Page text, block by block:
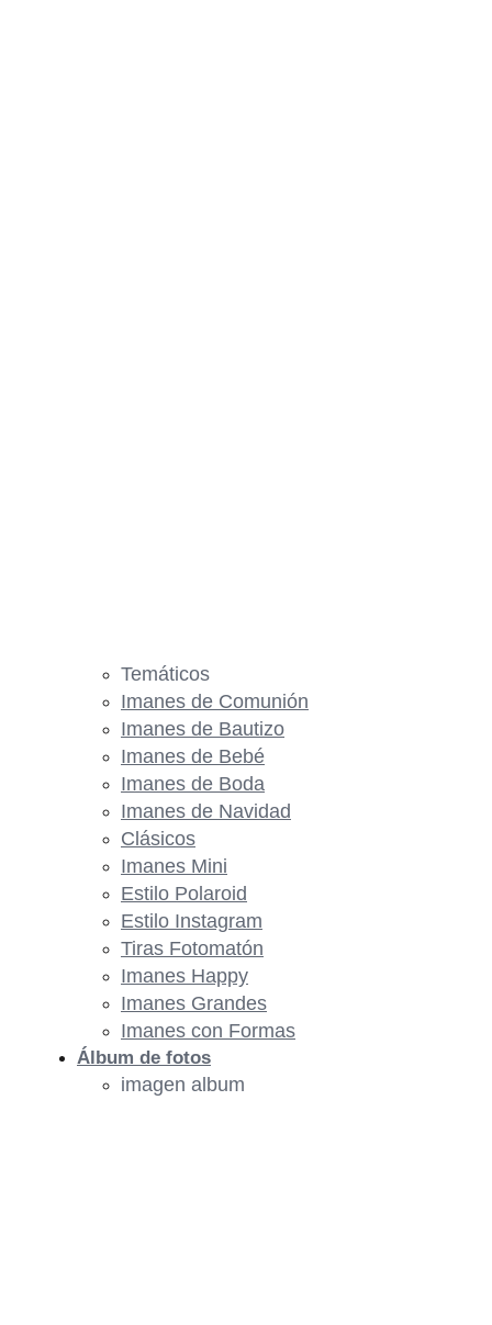
Temáticos
Imanes de Comunión
Imanes de Bautizo
Imanes de Bebé
Imanes de Boda
Imanes de Navidad
Clásicos
Imanes Mini
Estilo Polaroid
Estilo Instagram
Tiras Fotomatón
Imanes Happy
Imanes Grandes
Imanes con Formas
Álbum de fotos
imagen album